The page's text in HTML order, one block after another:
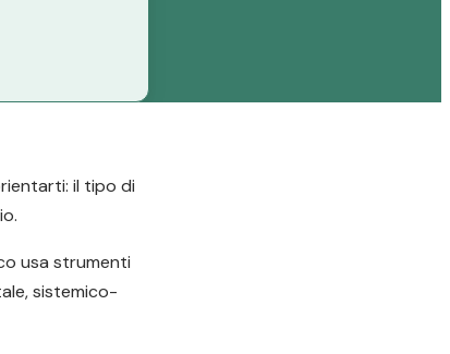
il tipo di
usa strumenti
sistemico-